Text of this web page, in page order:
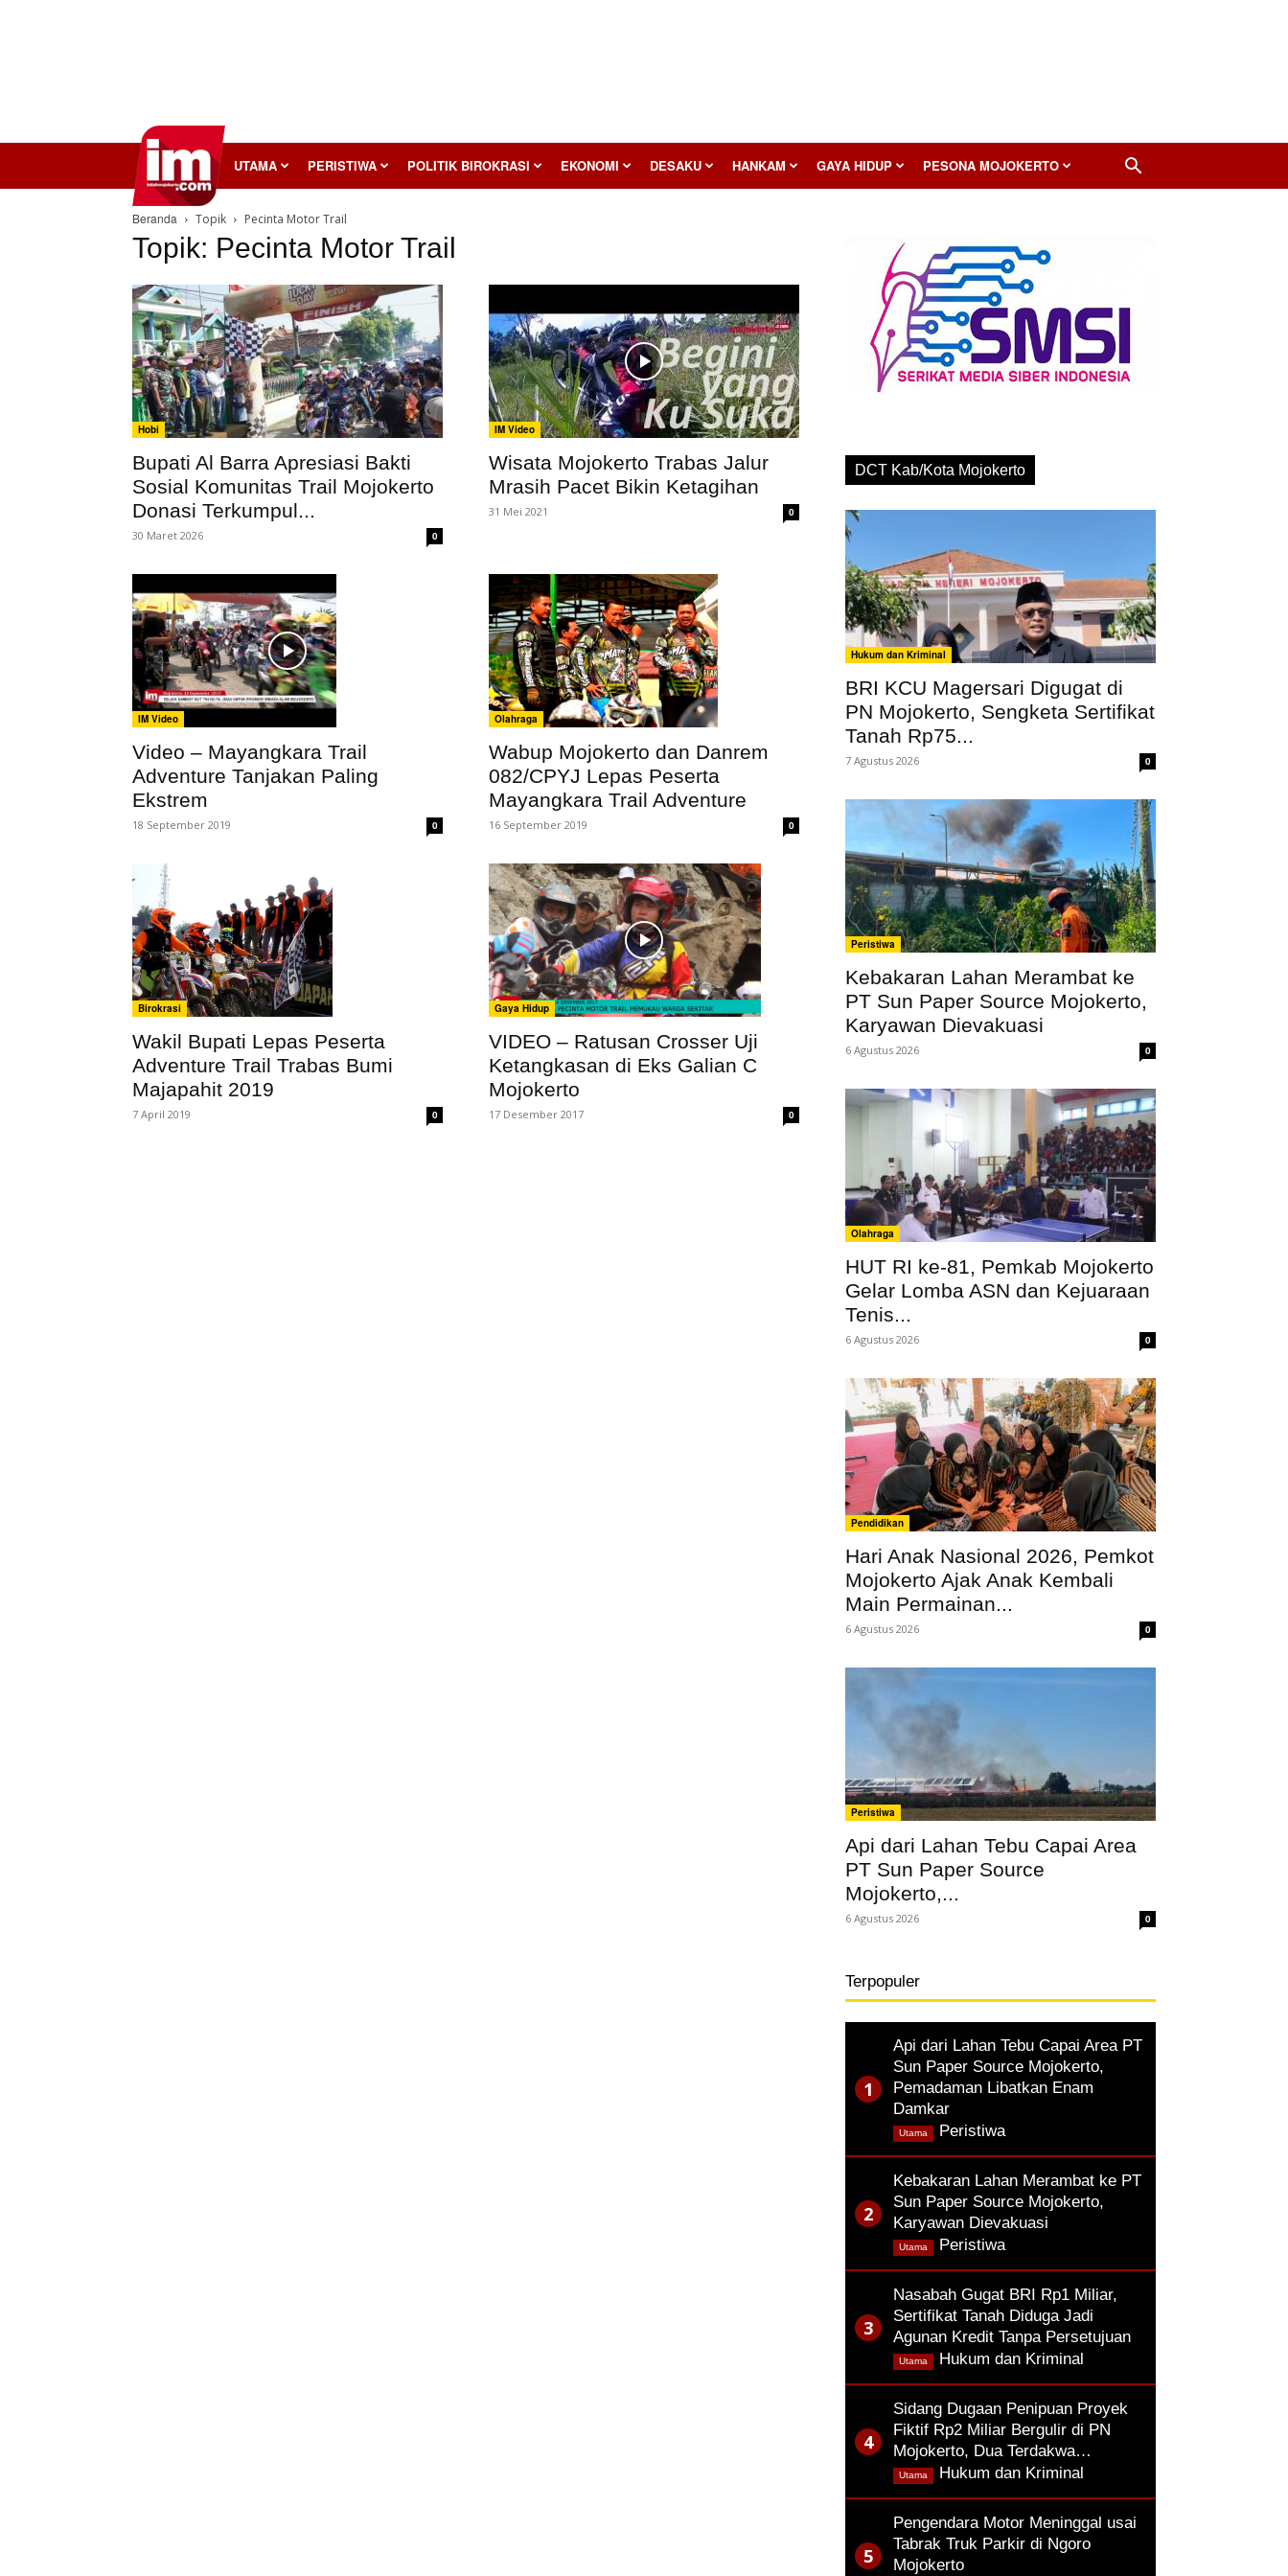
InilahMojokerto UTAMA PERISTIWA POLITIK BIROKRASI EKONOMI DESAKU HANKAM GAYA HIDUP PESONA MOJOKERTO
Beranda Topik Pecinta Motor Trail
Topik: Pecinta Motor Trail
Hobi
Bupati Al Barra Apresiasi Bakti
Sosial Komunitas Trail Mojokerto
Donasi Terkumpul...
30 Maret 2026 0
IM Video
Wisata Mojokerto Trabas Jalur
Mrasih Pacet Bikin Ketagihan
31 Mei 2021 0
IM Video
Video – Mayangkara Trail
Adventure Tanjakan Paling
Ekstrem
18 September 2019 0
Olahraga
Wabup Mojokerto dan Danrem
082/CPYJ Lepas Peserta
Mayangkara Trail Adventure
16 September 2019 0
Birokrasi
Wakil Bupati Lepas Peserta
Adventure Trail Trabas Bumi
Majapahit 2019
7 April 2019 0
Gaya Hidup
VIDEO – Ratusan Crosser Uji
Ketangkasan di Eks Galian C
Mojokerto
17 Desember 2017 0
DCT Kab/Kota Mojokerto
Hukum dan Kriminal
BRI KCU Magersari Digugat di
PN Mojokerto, Sengketa Sertifikat
Tanah Rp75...
7 Agustus 2026 0
Peristiwa
Kebakaran Lahan Merambat ke
PT Sun Paper Source Mojokerto,
Karyawan Dievakuasi
6 Agustus 2026 0
Olahraga
HUT RI ke-81, Pemkab Mojokerto
Gelar Lomba ASN dan Kejuaraan
Tenis...
6 Agustus 2026 0
Pendidikan
Hari Anak Nasional 2026, Pemkot
Mojokerto Ajak Anak Kembali
Main Permainan...
6 Agustus 2026 0
Peristiwa
Api dari Lahan Tebu Capai Area
PT Sun Paper Source
Mojokerto,...
6 Agustus 2026 0
Terpopuler
Api dari Lahan Tebu Capai Area PT
Sun Paper Source Mojokerto,
Pemadaman Libatkan Enam
Damkar
Peristiwa,
Utama
Kebakaran Lahan Merambat ke PT
Sun Paper Source Mojokerto,
Karyawan Dievakuasi
Peristiwa,
Utama
Nasabah Gugat BRI Rp1 Miliar,
Sertifikat Tanah Diduga Jadi
Agunan Kredit Tanpa Persetujuan
Hukum dan Kriminal
Utama
Sidang Dugaan Penipuan Proyek
Fiktif Rp2 Miliar Bergulir di PN
Mojokerto, Dua Terdakwa…
Hukum dan Kriminal
Utama
Pengendara Motor Meninggal usai
Tabrak Truk Parkir di Ngoro
Mojokerto